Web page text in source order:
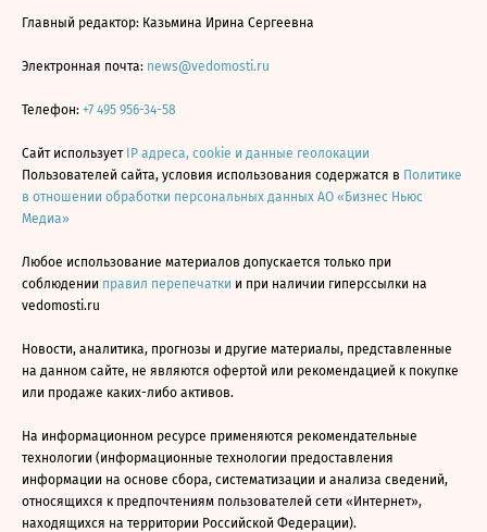
Главный редактор: Казьмина Ирина Сергеевна
Электронная почта: news@vedomosti.ru
Телефон: +7 495 956-34-58
Сайт использует IP адреса, cookie и данные геолокации
Пользователей сайта, условия использования содержатся в Политике
в отношении обработки персональных данных АО «Бизнес Ньюс
Медиа»
Любое использование материалов допускается только при
соблюдении правил перепечатки и при наличии гиперссылки на
vedomosti.ru
Новости, аналитика, прогнозы и другие материалы, представленные
на данном сайте, не являются офертой или рекомендацией к покупке
или продаже каких-либо активов.
На информационном ресурсе применяются рекомендательные
технологии (информационные технологии предоставления
информации на основе сбора, систематизации и анализа сведений,
относящихся к предпочтениям пользователей сети «Интернет»,
находящихся на территории Российской Федерации).